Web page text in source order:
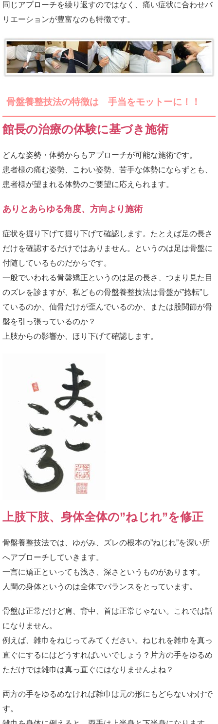
同じアプローチを繰り返すのではなく、痛い症状に合わせバ
リエーションが豊富なのも特徴です。
骨盤養整技法の特徴は 手当をモットーに！！
館長の治療の体験に基づき施術
どんな姿勢・体勢からもアプローチが可能な施術です。
患者様の痛む姿勢、こわい姿勢、苦手な体勢にならずとも、
患者様が望まれる体勢のご要望に応えられます。
ありとあらゆる角度、方向より施術
症状を掘り下げて掘り下げて確認します。たとえば足の長さ
だけを確認するだけではありません。というのは足は骨盤に
付随しているものだからです。
一般でいわれる骨盤矯正というのは足の長さ、つまり見た目
のズレを診ますが、私どもの骨盤養整技法は骨盤が”捻転”し
ているのか、仙骨だけが歪んでいるのか、または股関節が骨
盤を引っ張っているのか？
上肢からの影響か、ほり下げて確認します。
上肢下肢、身体全体の”ねじれ”を修正
骨盤養整技法では、ゆがみ、ズレの根本の”ねじれ”を深い所
へアプローチしていきます。
一言に矯正といっても浅さ、深さというものがあります。
人間の身体というのは全体でバランスをとっています。
骨盤は正常だけど肩、背中、首は正常じゃない。これでは話
になりません。
例えば、雑巾をねじってみてください。ねじれを雑巾を真っ
直ぐにするにはどうすればいいでしょう？片方の手をゆるめ
ただけでは雑巾は真っ直ぐにはなりませんよね？
両方の手をゆるめなければ雑巾は元の形にもどらないわけで
す。